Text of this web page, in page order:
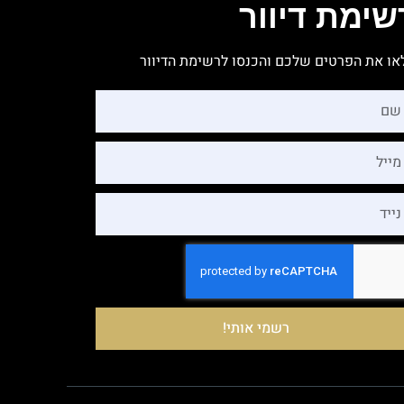
דיוור
את הפרטים שלכם והכנסו לרשימת הדיוור
רשמי אותי!